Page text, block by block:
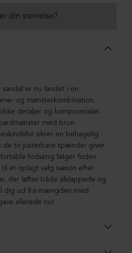
din størrelse?
er nu landet i en
og mønsterkombination,
detaljer og kompromisløs
med brun
sikrer en behagelig
de to justerbare spænder giver
fodseng følger foden
et oplagt valg sæson efter
der løfter både afslappede og
dig ud fra mængden med
allerede nu!